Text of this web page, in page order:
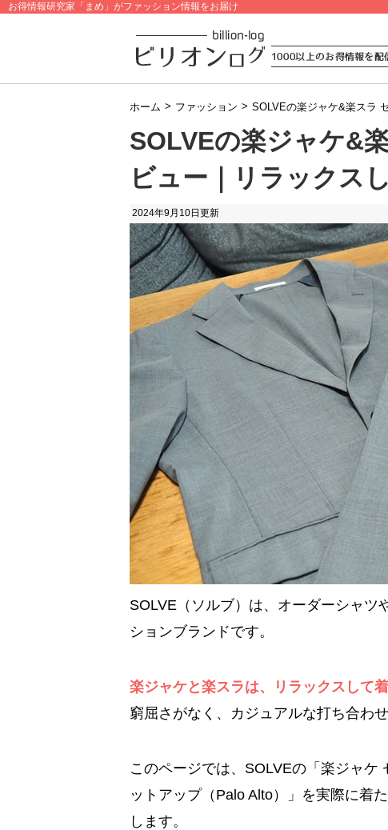
お得情報研究家「まめ」がファッション情報をお届け
ホーム > ファッション > SOLVEの楽ジャケ&楽スラ
SOLVEの楽ジャケ&
ビュー｜リラックス
2024年9月10日 更新
SOLVE（ソルブ）は、オーダーシャツ
ションブランドです。
楽ジャケと楽スラは、リラックスして
窮屈さがなく、カジュアルな打ち合わ
このページでは、SOLVEの「楽ジャケ
ットアップ（Palo Alto）」を実際に着
します。